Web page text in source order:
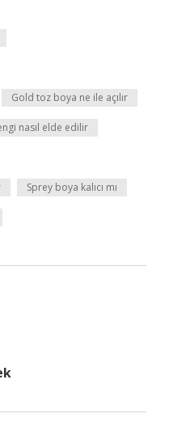
Gold toz boya ne ile açılır
nasıl elde edilir
Sprey boya kalıcı mı